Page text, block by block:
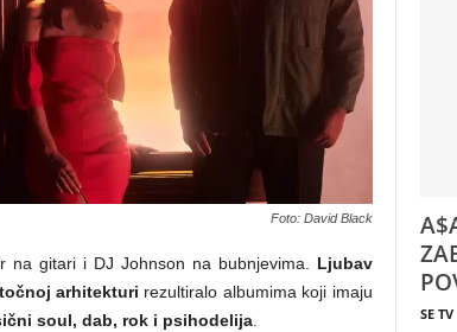
Foto: David Black
na gitari i DJ Johnson na bubnjevima. Ljubav
arhitekturi rezultiralo albumima koji imaju
soul, dab, rok i psihodelija. SE TV